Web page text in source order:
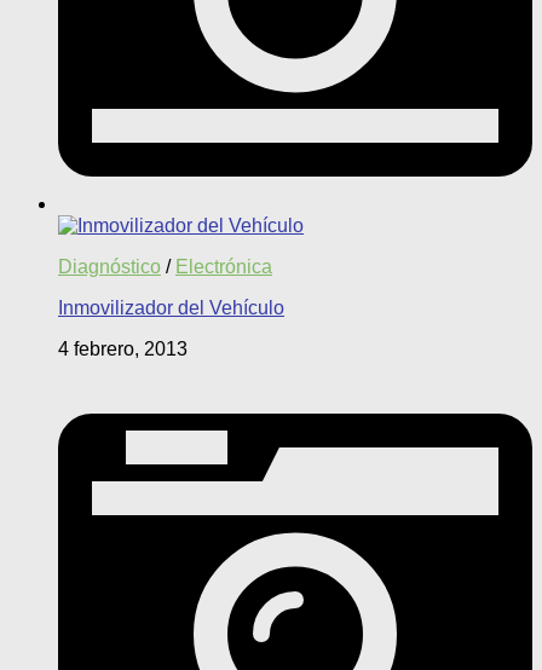
Diagnóstico / Electrónica
Inmovilizador del Vehículo
4 febrero, 2013